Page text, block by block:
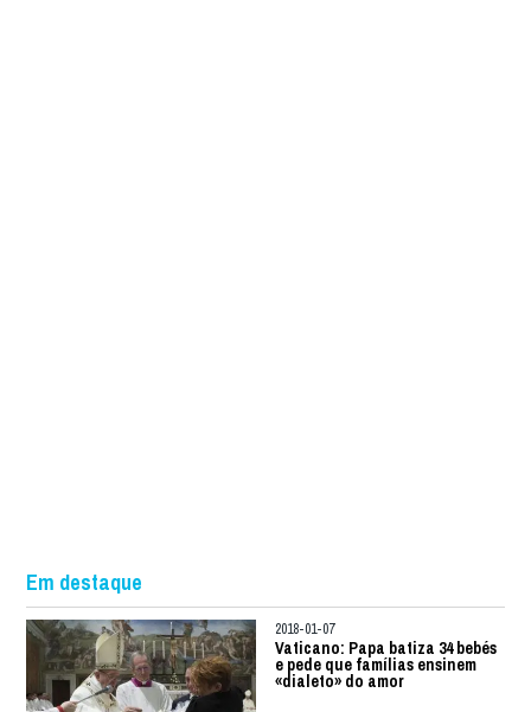
Em destaque
2018-01-07
Vaticano: Papa batiza 34 bebés
e pede que famílias ensinem
«dialeto» do amor